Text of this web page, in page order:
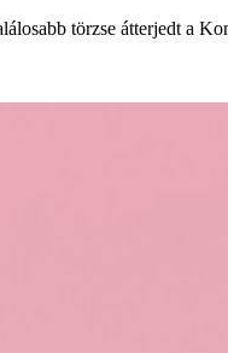
törzse átterjedt a